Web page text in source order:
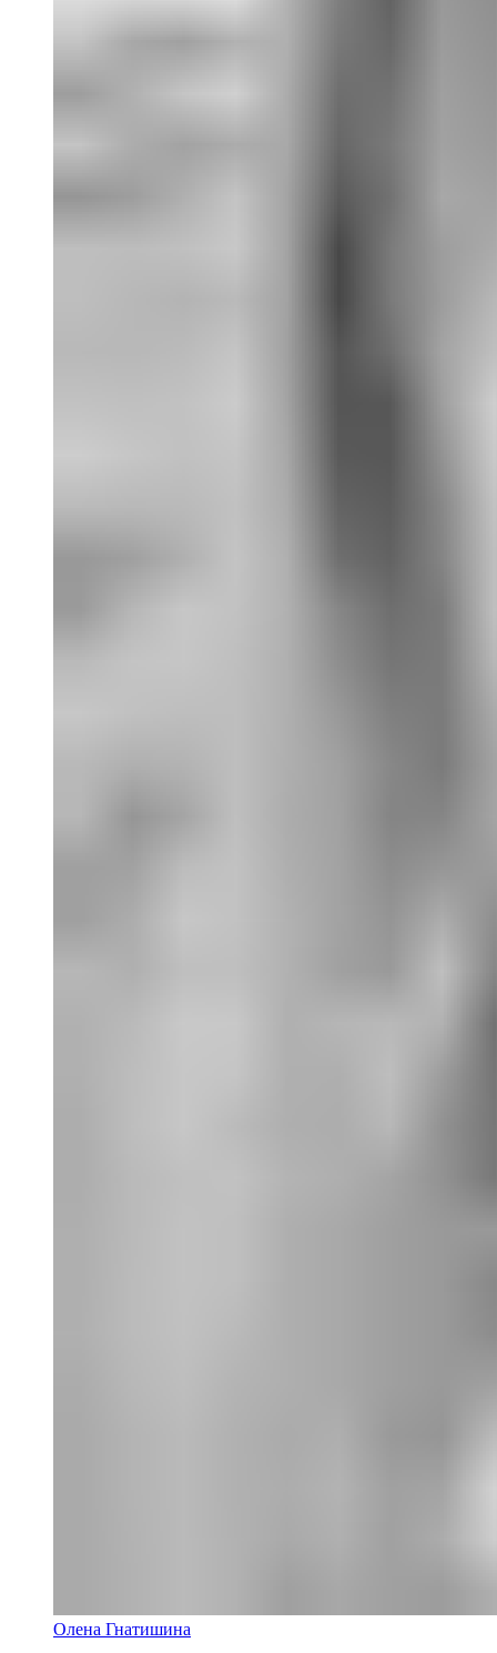
Олена Гнатишина